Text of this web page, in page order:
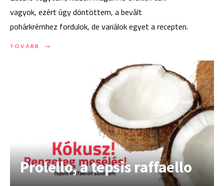
vagyok, ezért úgy döntöttem, a bevált
pohárkrémhez fordulok, de variálok egyet a recepten.
TOVÁBB →
TOVÁBB:
Prolello, a tepsis raffaello